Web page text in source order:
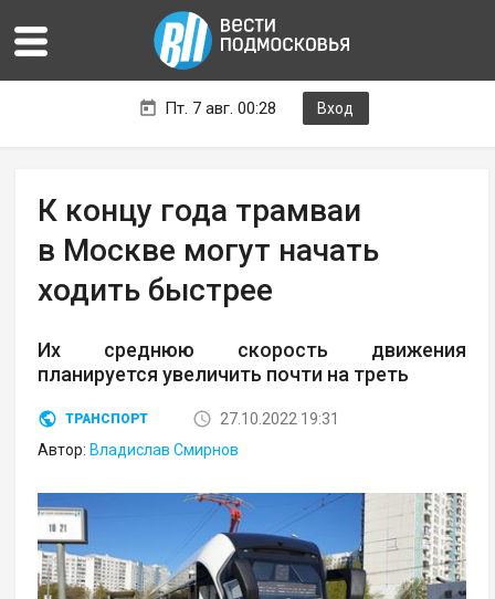
Пт. 7 авг. 00:28 Вход
К концу года трамваи
в Москве могут начать
ходить быстрее
Их среднюю скорость движения
планируется увеличить почти на треть
ТРАНСПОРТ
27.10.2022 19:31
Автор: Владислав Смирнов